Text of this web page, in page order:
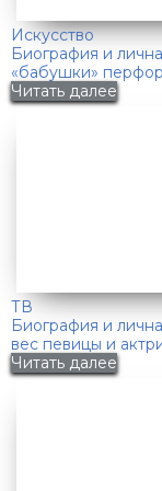
Искусство
Биография и
«бабушки»
Читать далее
ТВ
Биография и
вес певицы и
Читать далее